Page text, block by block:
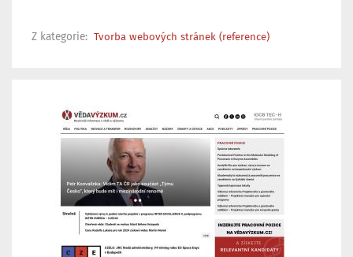
Z kategorie: Tvorba webových stránek (reference)